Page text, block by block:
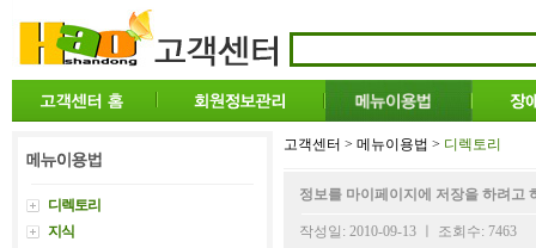
디렉토리
지식
고객센터 > 메뉴이용법 > 디렉토리
정보를 마이페이지에 저장을 하려고
작성일: 2010-09-13 ㅣ 조회수: 7463